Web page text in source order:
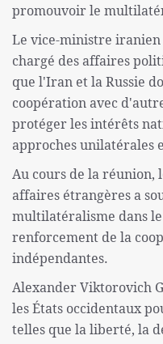
promouvoir le
Le vice-ministre
chargé des affaires
que l'Iran et la Russie
coopération avec
protéger les intérêts
approches unilatérales
Au cours de la réunion,
affaires étrangères a
multilatéralisme dans
renforcement de la
indépendantes.
Alexander Viktorovich
les États occidentaux
telles que la liberté, la